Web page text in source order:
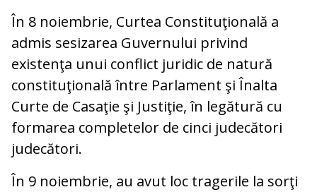
În 8 noiembrie, Curtea Constituţională a
admis sesizarea Guvernului privind
existenţa unui conflict juridic de natură
constituţională între Parlament şi Înalta
Curte de Casaţie şi Justiţie, în legătură cu
formarea completelor de cinci judecători
judecători.
În 9 noiembrie, au avut loc tragerile la sorţi